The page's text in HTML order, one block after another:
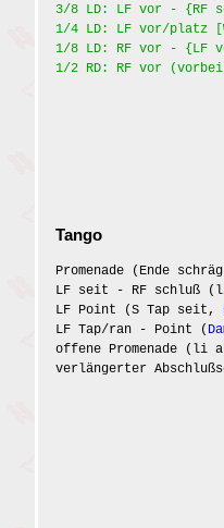
3/8 LD: LF vor - {RF
1/4 LD: LF vor/platz
1/8 LD: RF vor - {LF
1/2 RD: RF vor
Tango
Promenade (Ende
LF seit - RF schluß
LF Point (S Tap seit,
LF Tap/ran - Point (
offene Promenade (li
verlängerter